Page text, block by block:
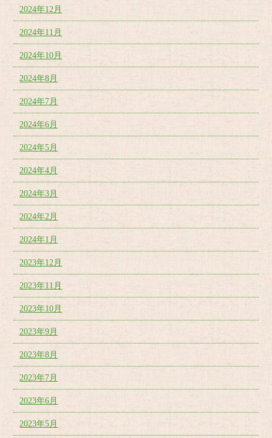
2024年12月
2024年11月
2024年10月
2024年8月
2024年7月
2024年6月
2024年5月
2024年4月
2024年3月
2024年2月
2024年1月
2023年12月
2023年11月
2023年10月
2023年9月
2023年8月
2023年7月
2023年6月
2023年5月